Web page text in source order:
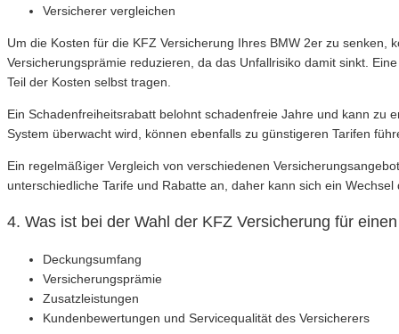
Versicherer vergleichen
Um die Kosten für die KFZ Versicherung Ihres BMW 2er zu
Versicherungsprämie reduzieren, da das Unfallrisiko damit sinkt.
Teil der Kosten selbst tragen.
Ein Schadenfreiheitsrabatt belohnt schadenfreie Jahre und kann zu
System überwacht wird, können ebenfalls zu günstigeren Tarifen
Ein regelmäßiger Vergleich von verschiedenen
unterschiedliche Tarife und Rabatte an, daher kann sich ein Wechsel
4. Was ist bei der Wahl der KFZ Versicherung für
Deckungsumfang
Versicherungsprämie
Zusatzleistungen
Kundenbewertungen und Servicequalität des Versicherers